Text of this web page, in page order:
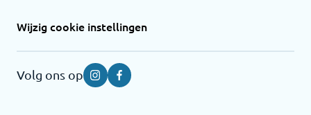
Wijzig cookie instellingen
Volg ons op InstagramFacebook